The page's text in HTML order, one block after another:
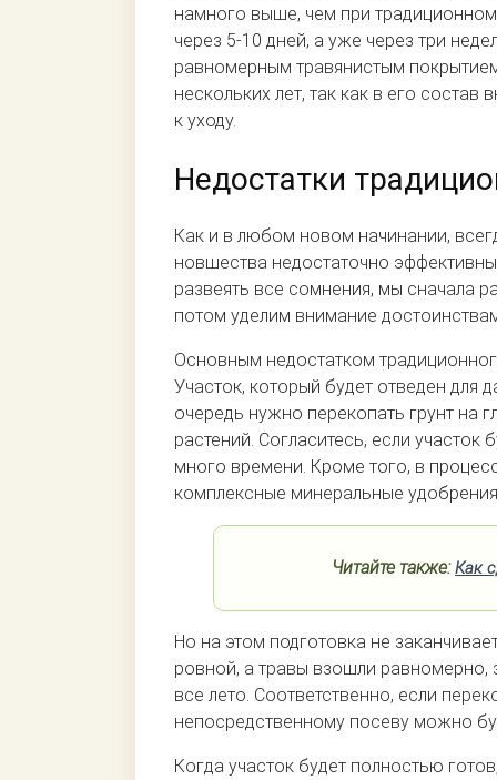
намного выше, чем при
через 5-10 дней, а уже через три
равномерным травянистым
нескольких лет, так как в его
к уходу.
Недостатки
Как и в любом новом начинании,
новшества недостаточно
развеять все сомнения, мы сначала
потом уделим внимание
Основным недостатком
Участок, который будет отведен для
очередь нужно перекопать грунт на
растений. Согласитесь, если
много времени. Кроме того, в
комплексные минеральные
Читайте также:Как
Но на этом подготовка не
ровной, а травы взошли
все лето. Соответственно, если
непосредственному посеву можно
Когда участок будет полностью